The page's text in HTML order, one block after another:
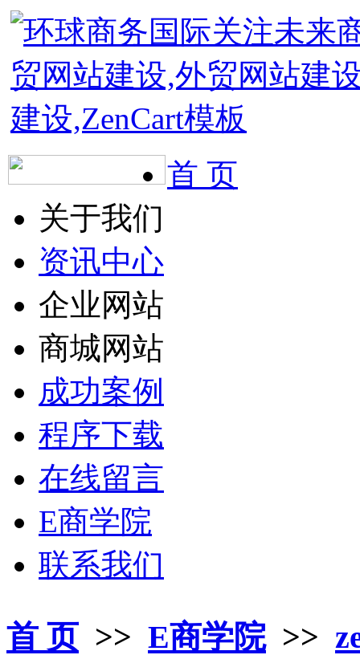
首 页
关于我们
资讯中心
企业网站
商城网站
成功案例
程序下载
在线留言
E商学院
联系我们
首 页>> E商学院>>